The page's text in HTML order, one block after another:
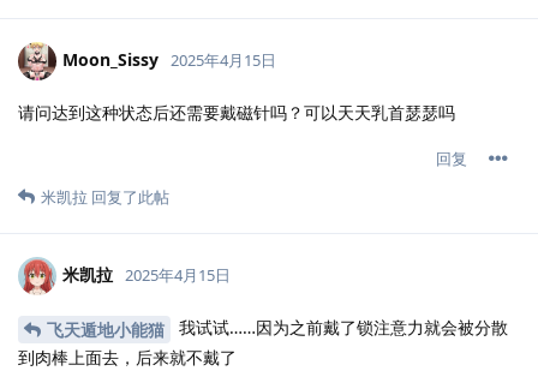
Moon_Sissy 2025年4月15日
请问达到这种状态后还需要戴磁针吗？可以天天乳首瑟瑟吗
回复
米凯拉 回复了此帖
米凯拉 2025年4月15日
飞天遁地小能猫
我试试……因为之前戴了锁注意力就会被分散
到肉棒上面去，后来就不戴了